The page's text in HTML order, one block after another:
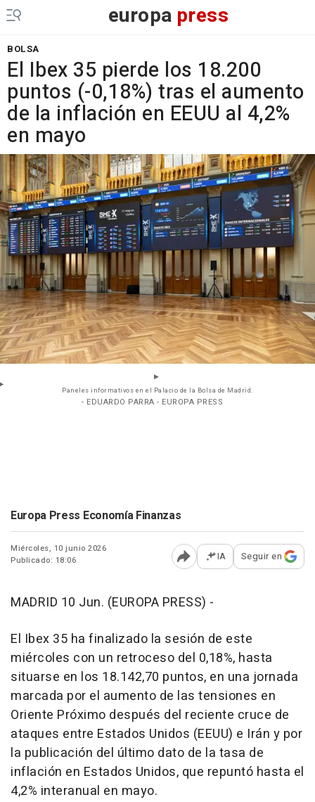
europa press
BOLSA
El Ibex 35 pierde los 18.200
puntos (-0,18%) tras el aumento
de la inflación en EEUU al 4,2%
en mayo
Paneles informativos en el Palacio de la Bolsa de Madrid.
- EDUARDO PARRA - EUROPA PRESS
Europa Press Economía Finanzas
Miércoles, 10 junio 2026
Publicado: 18:06
Abrir opciones para
IA Seguir en
MADRID 10 Jun. (EUROPA PRESS) -
El Ibex 35 ha finalizado la sesión de este
miércoles con un retroceso del 0,18%, hasta
situarse en los 18.142,70 puntos, en una jornada
marcada por el aumento de las tensiones en
Oriente Próximo después del reciente cruce de
ataques entre Estados Unidos (EEUU) e Irán y por
la publicación del último dato de la tasa de
inflación en Estados Unidos, que repuntó hasta el
4,2% interanual en mayo.